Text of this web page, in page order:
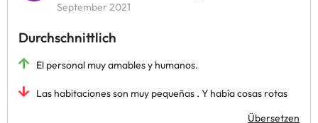
September 2021
Durchschnittlich
El personal muy amables y humanos.
Las habitaciones son muy pequeñas . Y había cosas rotas
Übersetzen